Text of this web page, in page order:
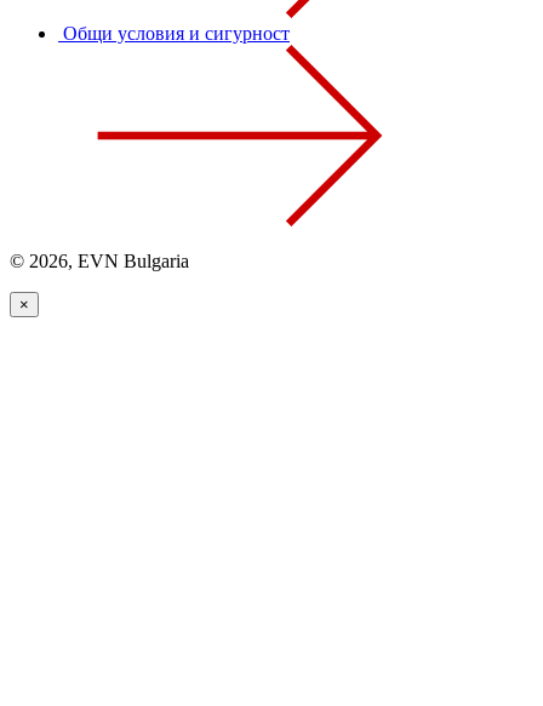
Общи условия и сигурност
© 2026, EVN Bulgaria
×